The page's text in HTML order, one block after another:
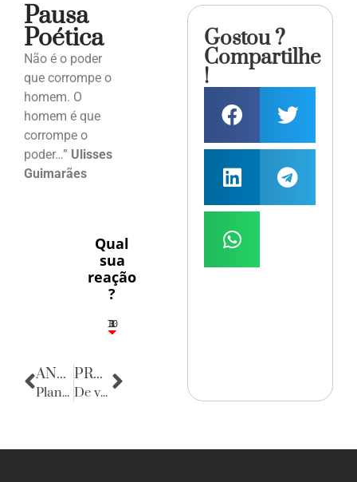
Pausa
Poética
Não é o poder
que corrompe o
homem. O
homem é que
corrompe o
poder…” Ulisses
Guimarães
Qual
sua
reação
?
3
1
1
3
10
ANTERIOR
Planeta Fashion
PRÓXIMA
De volta para o passado
Gostou ?
Compartilhe
!